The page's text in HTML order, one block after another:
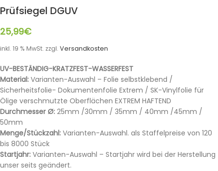
Prüfsiegel DGUV
25,99€
inkl. 19 % MwSt. zzgl. Versandkosten
UV-BESTÄNDIG-KRATZFEST-WASSERFEST
Material: Varianten-Auswahl – Folie selbstklebend /
Sicherheitsfolie- Dokumentenfolie Extrem / SK-Vinylfolie für
Ölige verschmutzte Oberflächen EXTREM HAFTEND
Durchmesser Ø: 25mm /30mm / 35mm / 40mm /45mm /
50mm
Menge/Stückzahl: Varianten-Auswahl. als Staffelpreise von 120
bis 8000 Stück
Startjahr: Varianten-Auswahl – Startjahr wird bei der Herstellung
unser seits geändert.